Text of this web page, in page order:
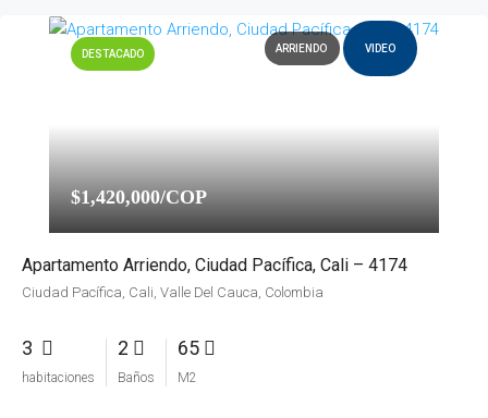
DESTACADO ARRIENDO VIDEO
$1,420,000/COP
Apartamento Arriendo, Ciudad Pacífica, Cali – 4174
Ciudad Pacífica, Cali, Valle Del Cauca, Colombia
3
habitaciones
2
Baños
65
M2